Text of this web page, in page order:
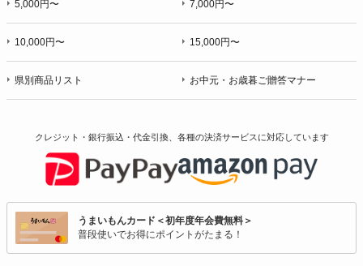
5,000円〜 7,000円〜
10,000円〜 15,000円〜
県別商品リスト お中元・お歳暮ご贈答マナー
クレジット・銀行振込・代金引換、各種の決済サービスに対応しています
うまいもんカード＜初年度年会費無料＞
普段使いでお得にポイントがたまる！